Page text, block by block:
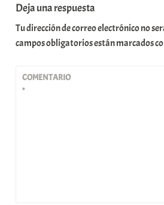
Deja una respuesta
Tu dirección de correo electrónico no
campos obligatorios están marcados
COMENTARIO
*